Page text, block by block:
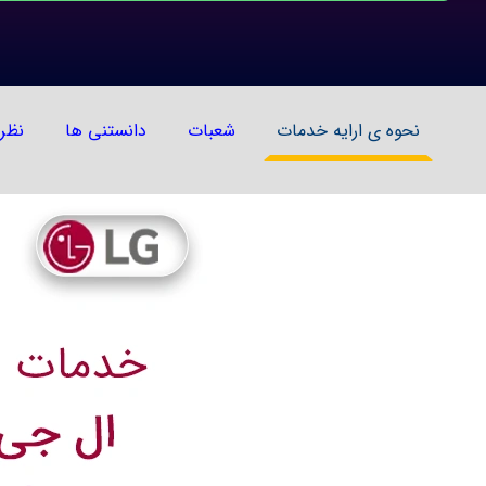
نحوه ی ارایه خدمات شعبات دانستنی ها